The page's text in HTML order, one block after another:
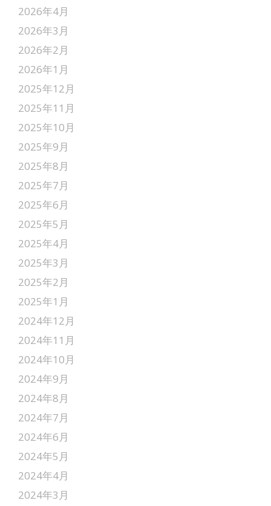
2026年4月
2026年3月
2026年2月
2026年1月
2025年12月
2025年11月
2025年10月
2025年9月
2025年8月
2025年7月
2025年6月
2025年5月
2025年4月
2025年3月
2025年2月
2025年1月
2024年12月
2024年11月
2024年10月
2024年9月
2024年8月
2024年7月
2024年6月
2024年5月
2024年4月
2024年3月